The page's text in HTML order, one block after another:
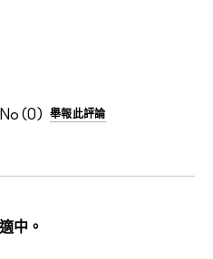
0 舉報此評論
中。